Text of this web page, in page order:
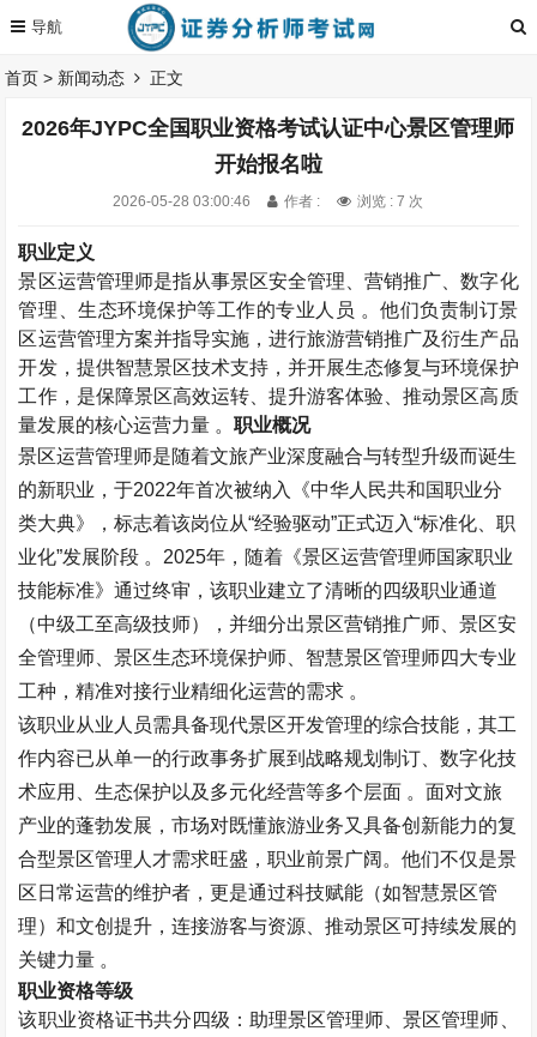
首页 > 新闻动态 正文
2026年JYPC全国职业资格考试认证中心景区管理师
开始报名啦
2026-05-28 03:00:46 作者 : 浏览 : 7 次
职业定义
景区运营管理师是指从事景区安全管理、营销推广、数字化
管理、生态环境保护等工作的专业人员 。他们负责制订景
区运营管理方案并指导实施，进行旅游营销推广及衍生产品
开发，提供智慧景区技术支持，并开展生态修复与环境保护
工作，是保障景区高效运转、提升游客体验、推动景区高质
量发展的核心运营力量 。职业概况
景区运营管理师是随着文旅产业深度融合与转型升级而诞生
的新职业，于2022年首次被纳入《中华人民共和国职业分
类大典》，标志着该岗位从“经验驱动”正式迈入“标准化、职
业化”发展阶段 。 2025年，随着《景区运营管理师国家职业
技能标准》通过终审，该职业建立了清晰的四级职业通道
（中级工至高级技师），并细分出景区营销推广师、景区安
全管理师、景区生态环境保护师、智慧景区管理师四大专业
工种，精准对接行业精细化运营的需求 。
该职业从业人员需具备现代景区开发管理的综合技能，其工
作内容已从单一的行政事务扩展到战略规划制订、数字化技
术应用、生态保护以及多元化经营等多个层面 。面对文旅
产业的蓬勃发展，市场对既懂旅游业务又具备创新能力的复
合型景区管理人才需求旺盛，职业前景广阔。他们不仅是景
区日常运营的维护者，更是通过科技赋能（如智慧景区管
理）和文创提升，连接游客与资源、推动景区可持续发展的
关键力量 。
职业资格等级
该职业资格证书共分四级：助理景区管理师、景区管理师、